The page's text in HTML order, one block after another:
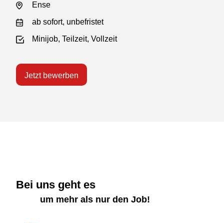
Ense
ab sofort, unbefristet
Minijob, Teilzeit, Vollzeit
Jetzt bewerben
Bei uns geht es
um mehr als nur den Job!